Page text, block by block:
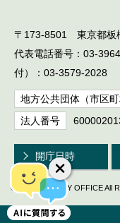
〒173-8501 東京都板
代表電話番号：03-
付）：03-3579-2028
地方公共団体（市区
法人番号
開庁日時
© ITABASHI CITY OFFICE All